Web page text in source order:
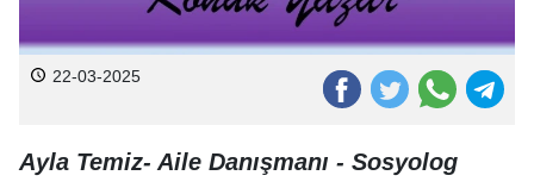
22-03-2025
Ayla Temiz- Aile Danışmanı - Sosyolog